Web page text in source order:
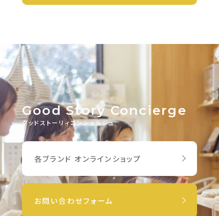
Good Story Concierge
グッドストーリィコンシェルジュ
各ブランド オンラインショップ
お問い合わせフォーム